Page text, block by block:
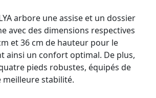
arbore une assise et un dossier
avec des dimensions respectives
et 36 cm de hauteur pour le
ainsi un confort optimal. De plus,
pieds robustes, équipés de
stabilité.